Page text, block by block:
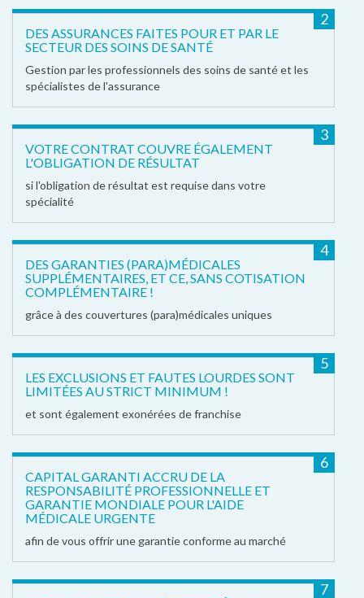
2
DES ASSURANCES FAITES POUR ET PAR LE
SECTEUR DES SOINS DE SANTÉ
Gestion par les professionnels des soins de santé et les
spécialistes de l'assurance
3
VOTRE CONTRAT COUVRE ÉGALEMENT
L'OBLIGATION DE RÉSULTAT
si l'obligation de résultat est requise dans votre
spécialité
4
DES GARANTIES (PARA)MÉDICALES
SUPPLÉMENTAIRES, ET CE, SANS COTISATION
COMPLÉMENTAIRE !
grâce à des couvertures (para)médicales uniques
5
LES EXCLUSIONS ET FAUTES LOURDES SONT
LIMITÉES AU STRICT MINIMUM !
et sont également exonérées de franchise
6
CAPITAL GARANTI ACCRU DE LA
RESPONSABILITÉ PROFESSIONNELLE ET
GARANTIE MONDIALE POUR L'AIDE
MÉDICALE URGENTE
afin de vous offrir une garantie conforme au marché
7